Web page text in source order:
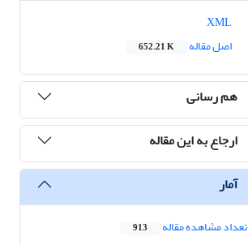
اصل مقاله
652.21 K
هم رسانی
ارجاع به این مقاله
آمار
تعداد مشاهده مقاله 913